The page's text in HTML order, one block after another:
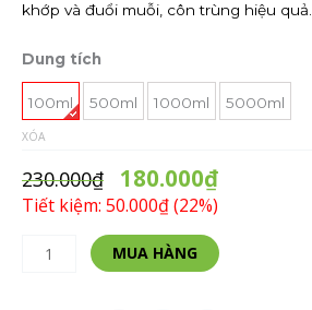
khớp và đuổi muỗi, côn trùng hiệu quả.
Dung tích
100ml 500ml 1000ml 5000ml
XÓA
230.000₫ 180.000₫
Tiết kiệm: 50.000₫ (22%)
Tinh
Dầu
Sả
Chanh
Lemongrass
Giá
MUA HÀNG